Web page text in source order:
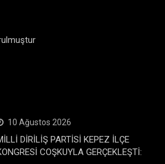
10 Ağustos 2026
DİRİLİŞ PARTİSİ KEPEZ İLÇE
COŞKUYLA GERÇEKLEŞTİ: